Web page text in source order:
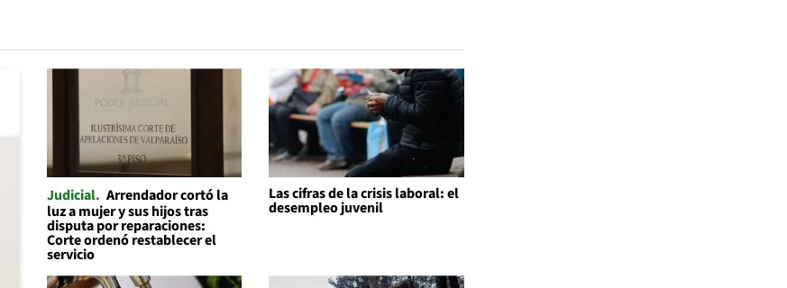
Judicial Arrendador cortó la
luz a mujer y sus hijos tras
disputa por reparaciones:
Corte ordenó restablecer el
servicio
Las cifras de la crisis laboral: el
desempleo juvenil